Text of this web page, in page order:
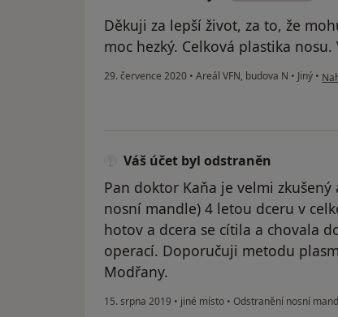
Děkuji za lepší život, za to, že
moc hezký. Celková plastika nosu.
29. července 2020 • Areál VFN, budova N • Jiný •
Váš účet byl odstraněn
Pan doktor Kaňa je velmi
nosní mandle) 4 letou dceru v
hotov a dcera se cítila a chovala
operací. Doporučuji metodu
Modřany.
15. srpna 2019 • jiné místo • Odstranění nosní